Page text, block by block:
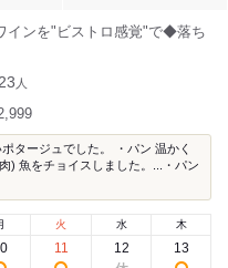
インを"ビストロ感覚"で◆落ち
人
タージュでした。 ・パン 温かく
) 魚をチョイスしました。...・パン
火
11
水
12
木
13